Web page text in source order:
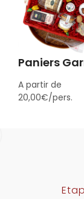
Paniers
A partir de
20,00€/pers.